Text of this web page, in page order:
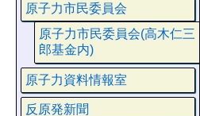
原子力市民委員会
原子力市民委員会(高木仁三
郎基金内)
原子力資料情報室
反原発新聞